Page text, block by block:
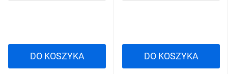
DO KOSZYKA DO KOSZYKA